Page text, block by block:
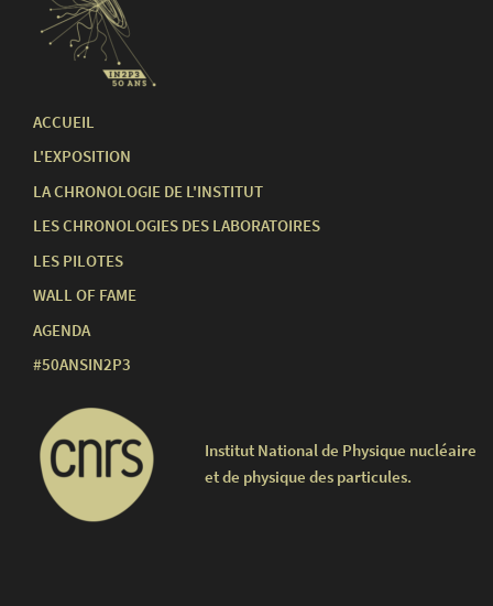
ACCUEIL
L'EXPOSITION
LA CHRONOLOGIE DE L'INSTITUT
LES CHRONOLOGIES DES LABORATOIRES
LES PILOTES
WALL OF FAME
AGENDA
#50ANSIN2P3
Institut National de Physique nucléaire
et de physique des particules.